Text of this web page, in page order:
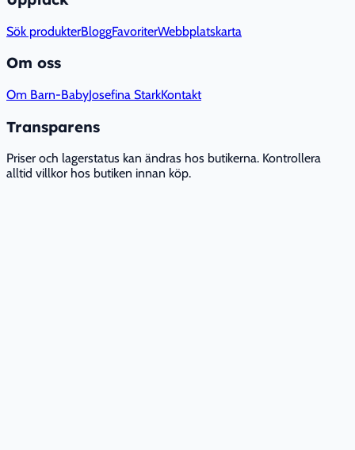
Sök produkterBloggFavoriterWebbplatskarta
Om oss
Om Barn-BabyJosefina StarkKontakt
Transparens
Priser och lagerstatus kan ändras hos butikerna. Kontrollera
alltid villkor hos butiken innan köp.